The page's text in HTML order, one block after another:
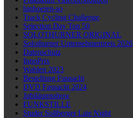
hinhoeren-so
Track Cycling Challenge
Selection Day Top 50
SOLOTHURNER ORIGINAL
Solothurner Unternehmerpreis 2026
Datenschutz
InnoPrix
Wahlen 2023
Bestellung Fasnacht
DVD Fasnacht 2024
Jubiläumsshow
FUNKSTILLE
Studer Sollberger Late Night